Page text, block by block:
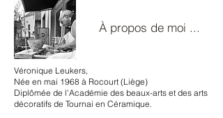
À propos de moi ...
Véronique Leukers,
Née en mai 1968 à Rocourt (Liège)
Diplômée de l'Académie des beaux-arts et des arts
décoratifs de Tournai en Céramique.